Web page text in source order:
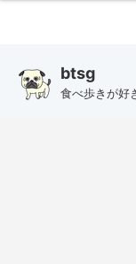
btsg
食べ歩きが好